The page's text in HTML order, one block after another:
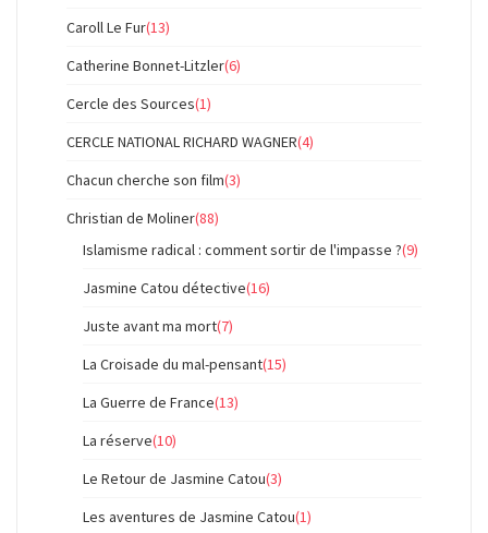
Caroll Le Fur(13)
Catherine Bonnet-Litzler(6)
Cercle des Sources(1)
CERCLE NATIONAL RICHARD WAGNER(4)
Chacun cherche son film(3)
Christian de Moliner(88)
Islamisme radical : comment sortir de l'impasse ?(9)
Jasmine Catou détective(16)
Juste avant ma mort(7)
La Croisade du mal-pensant(15)
La Guerre de France(13)
La réserve(10)
Le Retour de Jasmine Catou(3)
Les aventures de Jasmine Catou(1)